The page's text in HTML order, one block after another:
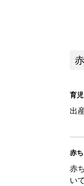
育
出
赤
赤
い